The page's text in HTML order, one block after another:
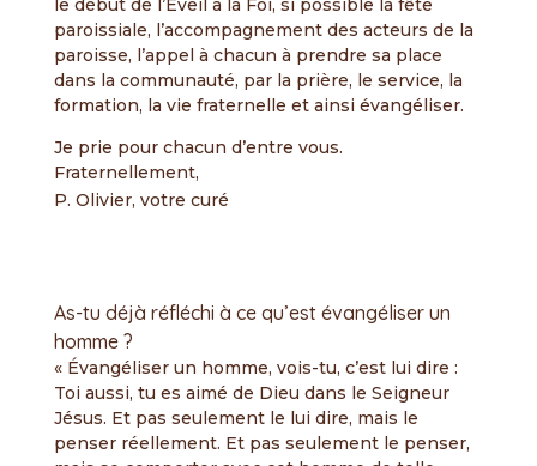
le début de l’Eveil à la Foi, si possible la fête
paroissiale, l’accompagnement des acteurs de la
paroisse, l’appel à chacun à prendre sa place
dans la communauté, par la prière, le service, la
formation, la vie fraternelle et ainsi évangéliser.
Je prie pour chacun d’entre vous.
Fraternellement,
P. Olivier, votre curé
As-tu déjà réfléchi à ce qu’est évangéliser un
homme ?
« Évangéliser un homme, vois-tu, c’est lui dire :
Toi aussi, tu es aimé de Dieu dans le Seigneur
Jésus. Et pas seulement le lui dire, mais le
penser réellement. Et pas seulement le penser,